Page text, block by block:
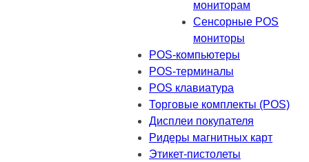
мониторам
Сенсорные POS
мониторы
POS-компьютеры
POS-терминалы
POS клавиатура
Торговые комплекты (POS)
Дисплеи покупателя
Ридеры магнитных карт
Этикет-пистолеты